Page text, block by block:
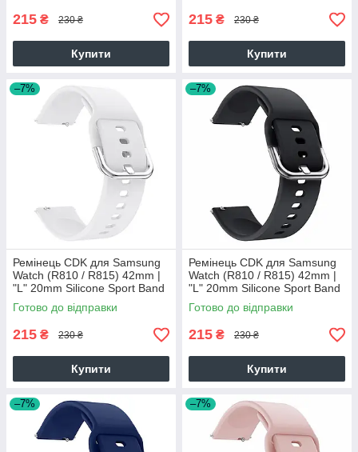
215 ₴ 230 ₴
Купити
215 ₴ 230 ₴
Купити
–7%
Ремінець CDK для Samsung
Watch (R810 / R815) 42mm |
"L" 20mm Silicone Sport Band
Classic (09651) (white)
Готово до відправки
215 ₴ 230 ₴
Купити
–7%
Ремінець CDK для Samsung
Watch (R810 / R815) 42mm |
"L" 20mm Silicone Sport Band
Classic (09651) (black)
Готово до відправки
215 ₴ 230 ₴
Купити
–7% –7%